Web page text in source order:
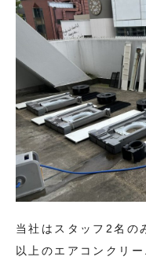
当社はスタッフ2名の
以上のエアコンクリ